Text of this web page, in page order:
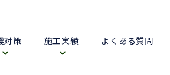
対策 施工実績 よくある質問